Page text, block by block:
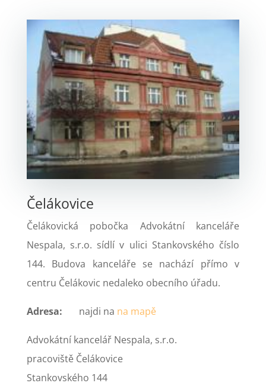
Čelákovice
Čelákovická pobočka Advokátní kanceláře
Nespala, s.r.o. sídlí v ulici Stankovského číslo
144. Budova kanceláře se nachází přímo v
centru Čelákovic nedaleko obecního úřadu.
Adresa: najdi na na mapě
Advokátní kancelář Nespala, s.r.o.
pracoviště Čelákovice
Stankovského 144